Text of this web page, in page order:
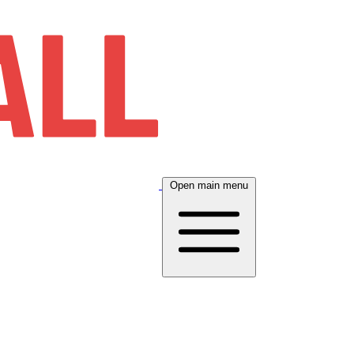
Open main menu